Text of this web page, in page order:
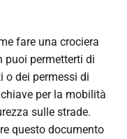
fare una crociera
puoi permetterti di
o dei permessi di
per la mobilità
sulle strade.
questo documento